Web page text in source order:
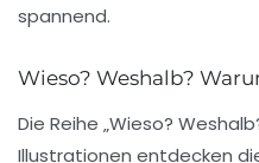
spannend.
Wieso? Weshalb?
Die Reihe „Wieso?
Illustrationen entdecken